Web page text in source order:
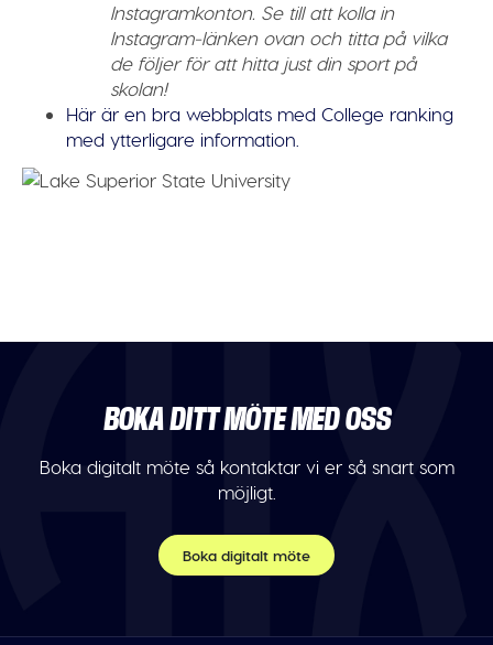
Instagramkonton. Se till att kolla in
Instagram-länken ovan och titta på vilka
de följer för att hitta just din sport på
skolan!
Här är en bra webbplats med College ranking
med ytterligare information.
BOKA DITT MÖTE MED OSS
Boka digitalt möte så kontaktar vi er så snart som
möjligt.
Boka digitalt möte